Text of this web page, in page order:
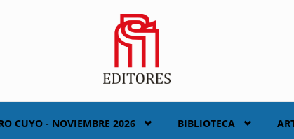
CUYO - NOVIEMBRE 2026 BIBLIOTECA